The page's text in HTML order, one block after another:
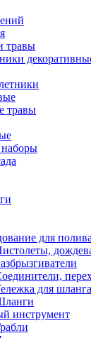
травы
травы
для полива
для шланга
инструмент